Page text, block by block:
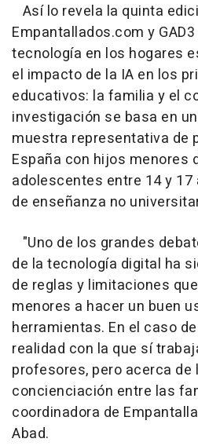
Así lo revela la quinta
Empantallados.com y
tecnología en los hogares
el impacto de la IA en los
educativos: la familia y el
investigación se basa en
muestra representativa de
España con hijos menores
adolescentes entre 14 y
de enseñanza no
"Uno de los grandes
de la tecnología digital ha
de reglas y limitaciones
menores a hacer un buen
herramientas. En el caso
realidad con la que sí
profesores, pero acerca de
concienciación entre las
coordinadora de
Abad.